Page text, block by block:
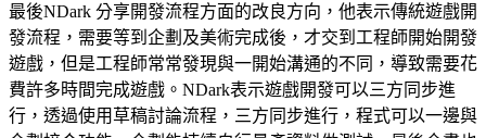
最後NDark 分享開發流程方面的改良方向，他表示傳統遊戲開
發流程，需要等到企劃及美術完成後，才交到工程師開始開發
遊戲，但是工程師常常發現與一開始溝通的不同，導致需要花
費許多時間完成遊戲。NDark表示遊戲開發可以三方同步進
行，透過使用草稿討論流程，三方同步進行，程式可以一邊與